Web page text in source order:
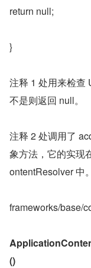
return null;
}
注释 1 处用来检查
不是则返回 null。
注释 2 处调用了
象方法，它的实现
ontentResolver 中。
frameworks/base/
()